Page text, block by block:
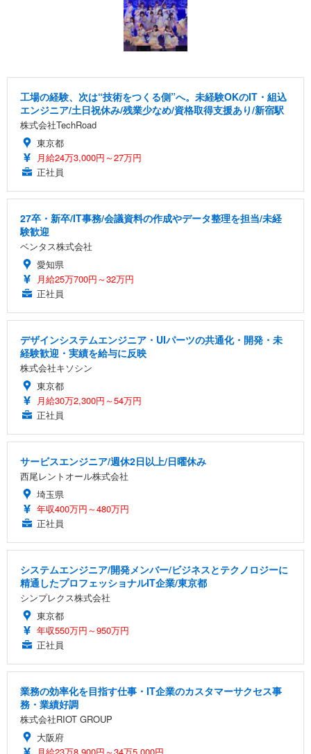
工場の経験、次は“技術をつくる側”へ。未経験OKのIT・組込
エンジニア/土日祝休み/残業少なめ/資格取得支援あり/新宿駅
株式会社TechRoad
東京都
月給24万3,000円～27万円
正社員
27卒・新卒/IT事務/会議資料の作成やデータ整理を担当/未経
験歓迎
ベンタス株式会社
愛知県
月給25万700円～32万円
正社員
デザインシステムエンジニア・UIパーツの共通化・開発・未
経験歓迎・実績を給与に反映
株式会社キソシン
東京都
月給30万2,300円～54万円
正社員
サービスエンジニア/週休2日以上/日曜休み
西尾レントオール株式会社
埼玉県
年収400万円～480万円
正社員
システムエンジニア/開発メンバー/ビジネスとテクノロジーに
精通したプロフェッショナルIT企業/東京都
シンプレクス株式会社
東京都
年収550万円～950万円
正社員
業務の効率化を目指す仕事・IT企業のカスタマーサクセス事
務・業績好調
株式会社RIOT GROUP
大阪府